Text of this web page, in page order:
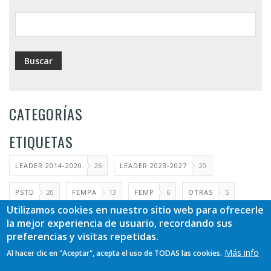
ayuda
a
la
CATEGORÍAS
ETIQUETAS
LEADER 2014-2020 26 LEADER 2023-2027 20
PSTD 20 FEMPA 13 FEMP 6 OTRAS 5
SELECCIÓN TÉCNICO
COOPERACIÓN LEADER 2014-2020
Utilizamos cookies en nuestro sitio web para ofrecerle
la mejor experiencia de usuario, recordando sus
preferencias y visitas repetidas.
Al hacer clic en "Aceptar", acepta el uso de TODAS las cookies. Más info